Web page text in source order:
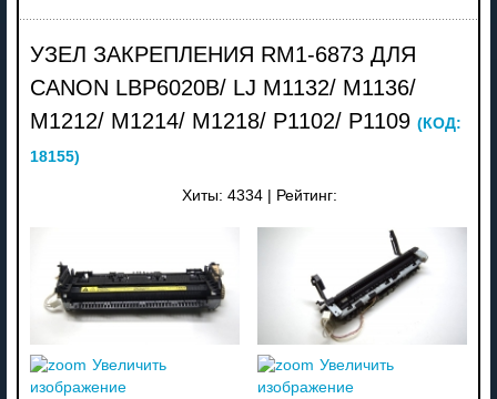
УЗЕЛ ЗАКРЕПЛЕНИЯ RM1-6873 ДЛЯ
CANON LBP6020B/ LJ M1132/ M1136/
M1212/ M1214/ M1218/ P1102/ P1109 (КОД:
18155)
Хиты: 4334 Рейтинг:
Увеличить
изображение
Увеличить
изображение